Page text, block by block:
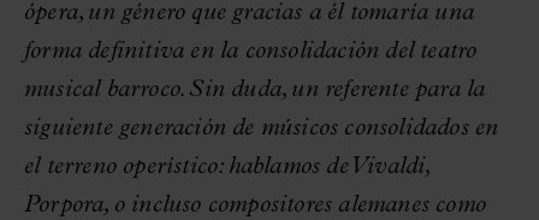
ópera, un género que gracias a él tomaría una
forma definitiva en la consolidación del teatro
musical barroco. Sin duda, un referente para la
siguiente generación de músicos consolidados en
el terreno operístico: hablamos de Vivaldi,
Porpora, o incluso compositores alemanes como